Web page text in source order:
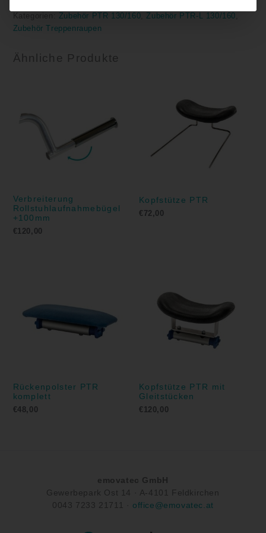
Zubehör PTR 130/160 Zubehör PTR-L 130/160
Zubehör Treppenraupen
Ähnliche Produkte
Verbreiterung
Rollstuhlaufnahmebügel
+100mm
€120,00
Kopfstütze PTR
€ 72,00
Rückenpolster PTR
komplett
€48,00
Kopfstütze PTR mit
Gleitstücken
€ 120,00
emovatec GmbH
Gewerbepark Ost 14 · A-4101 Feldkirchen
0043 7233 21711 · office@emovatec.at